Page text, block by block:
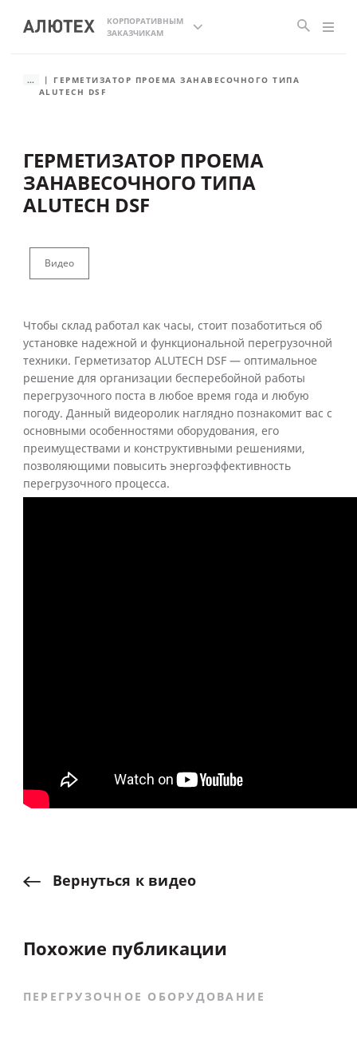
КОРПОРАТИВНЫМ
ЗАКАЗЧИКАМ
...
ГЕРМЕТИЗАТОР ПРОЕМА ЗАНАВЕСОЧНОГО ТИПА
ALUTECH DSF
ГЕРМЕТИЗАТОР ПРОЕМА
ЗАНАВЕСОЧНОГО ТИПА
ALUTECH DSF
Видео
Чтобы склад работал как часы, стоит позаботиться об
установке надежной и функциональной перегрузочной
техники. Герметизатор ALUTECH DSF — оптимальное
решение для организации бесперебойной работы
перегрузочного поста в любое время года и любую
погоду. Данный видеоролик наглядно познакомит вас с
основными особенностями оборудования, его
преимуществами и конструктивными решениями,
позволяющими повысить энергоэффективность
перегрузочного процесса.
Вернуться к видео
Похожие публикации
ПЕРЕГРУЗОЧНОЕ ОБОРУДОВАНИЕ